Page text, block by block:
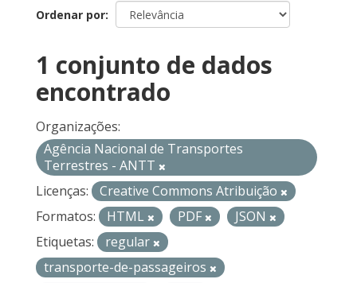
Ordenar por
1 conjunto de dados
encontrado
Organizações:
Agência Nacional de Transportes
Terrestres - ANTT
Licenças:
Creative Commons Atribuição
Formatos:
HTML PDF
JSON
Etiquetas:
regular
transporte-de-passageiros